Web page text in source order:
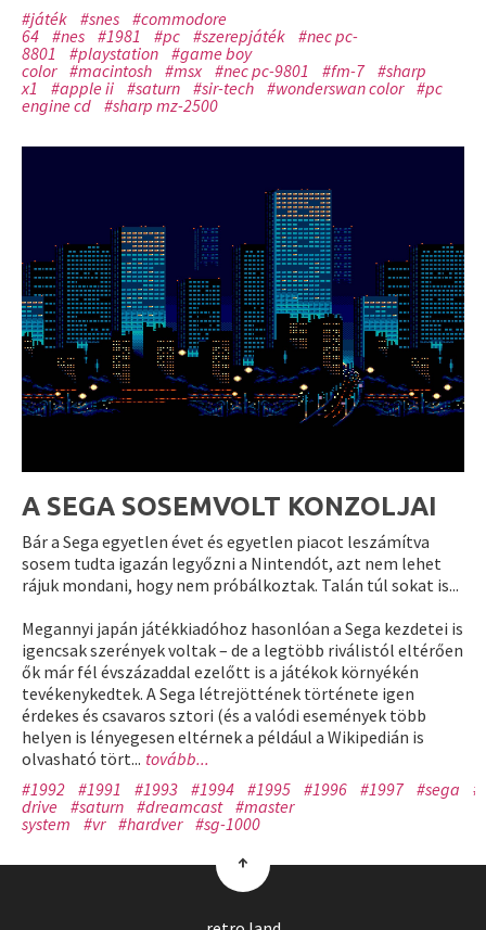
#játék #snes #commodore
64 #nes #1981 #pc #szerepjáték #nec pc-
8801
#playstation #game boy
color #macintosh #msx #nec pc-9801 #fm-7 #sharp
x1
#apple ii #saturn #sir-tech #wonderswan color #pc
engine cd #sharp mz-2500
A SEGA SOSEMVOLT KONZOLJAI
Bár a Sega egyetlen évet és egyetlen piacot leszámítva
sosem tudta igazán legyőzni a Nintendót, azt nem lehet
rájuk mondani, hogy nem próbálkoztak. Talán túl sokat is...
Megannyi japán játékkiadóhoz hasonlóan a Sega kezdetei is
igencsak szerények voltak – de a legtöbb riválistól eltérően
ők már fél évszázaddal ezelőtt is a játékok környékén
tevékenykedtek. A Sega létrejöttének története igen
érdekes és csavaros sztori (és a valódi események több
helyen is lényegesen eltérnek a például a Wikipedián is
olvasható tört... tovább...
#1992 #1991 #1993 #1994 #1995 #1996 #1997 #sega
drive
#saturn #dreamcast #master
system
#vr #hardver #sg-1000
↑